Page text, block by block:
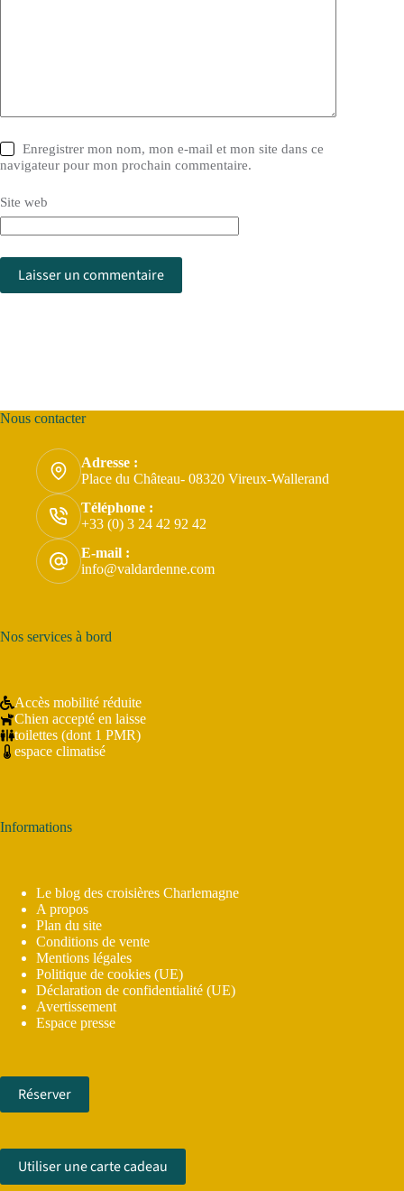
Enregistrer mon nom, mon e-mail et mon site dans ce
navigateur pour mon prochain commentaire.
Site web
Laisser un commentaire
Nous contacter
Adresse :
Place du Château- 08320 Vireux-Wallerand
Téléphone :
+33 (0) 3 24 42 92 42
E-mail :
info@valdardenne.com
Nos services à bord
Accès mobilité réduite
Chien accepté en laisse
toilettes (dont 1 PMR)
espace climatisé
Informations
Le blog des croisières Charlemagne
A propos
Plan du site
Conditions de vente
Mentions légales
Politique de cookies (UE)
Déclaration de confidentialité (UE)
Avertissement
Espace presse
Réserver
Utiliser une carte cadeau